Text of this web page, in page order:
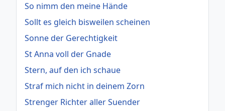
So nimm den meine Hände
Sollt es gleich bisweilen scheinen
Sonne der Gerechtigkeit
St Anna voll der Gnade
Stern, auf den ich schaue
Straf mich nicht in deinem Zorn
Strenger Richter aller Suender